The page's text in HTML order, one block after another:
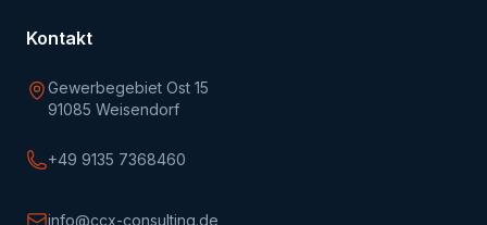
Kontakt
Gewerbegebiet Ost 15
91085 Weisendorf
+49 9135 7368460
info@ccx-consulting.de